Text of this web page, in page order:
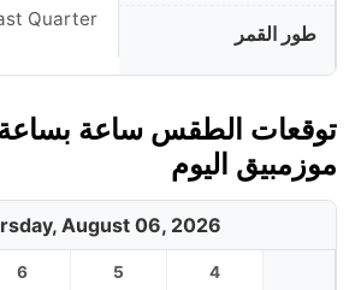
طور القمر
Quarter
توقعات الطقس ساعة بساعة
موزمبيق اليوم
August 06, 2026
4
5
6